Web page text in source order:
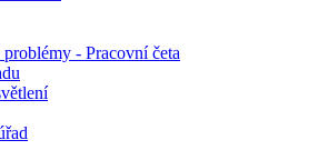
- Pracovní četa